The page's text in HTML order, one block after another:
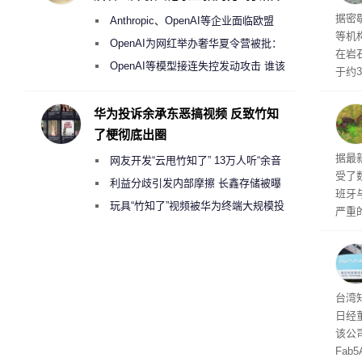
还
份的
非奔
据密
等机
在岩
于约
今
科化
犬
大
据最
受了
班牙
严重
汹
并毁
台湾
日经
该公
Anthropic、OpenAI等企业面临欧盟
《人工智能法案》全新执法权限审查
OpenAI为网红举办奢华夏令营被批：
2000美元一晚 遭讽“反乌托邦”
OpenAI等模型接连失控发动攻击 谁该
华为投诉余承东恶搞视频 反致竹知
了梗彻底出圈
网友开发“云甩竹知了” 13万人听“余音
绕梁”利益分歧引发内部摩擦 长鑫存储被曝
曾将华为驻场工程师驱逐出研发基地
玩具“竹知了”视频被华为终端大规模投